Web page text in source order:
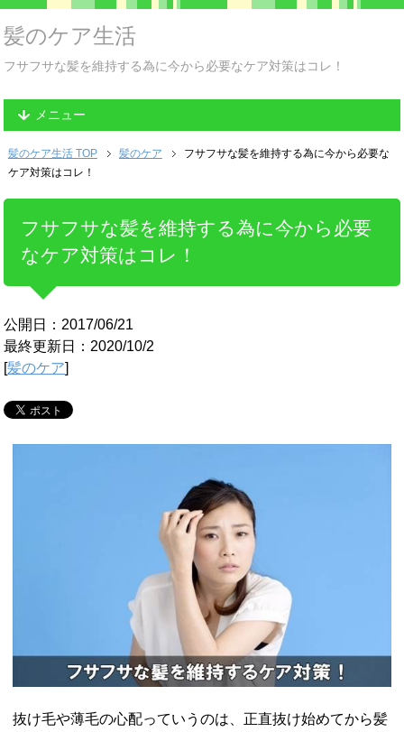
髪のケア生活
フサフサな髪を維持する為に今から必要なケア対策はコレ！
メニュー
髪のケア生活 TOP 髪のケア
フサフサな髪を維持する為に今から必要な
ケア対策はコレ！
フサフサな髪を維持する為に今から必要
なケア対策はコレ！
公開日：2017/06/21
最終更新日：2020/10/2
[髪のケア]
抜け毛や薄毛の心配っていうのは、正直抜け始めてから髪